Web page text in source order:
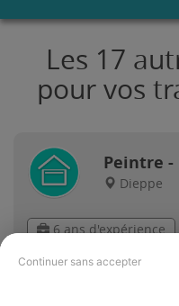
Continuer sans accepter
Les 17
pour vos
Peintre
Dieppe
6 ans d'expérience